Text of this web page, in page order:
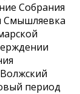
Собрания
Смышляевка
период